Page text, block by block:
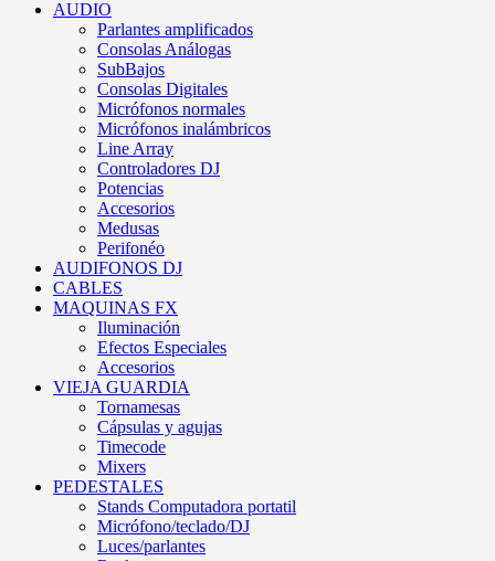
AUDIO
Parlantes amplificados
Consolas Análogas
SubBajos
Consolas Digitales
Micrófonos normales
Micrófonos inalámbricos
Line Array
Controladores DJ
Potencias
Accesorios
Medusas
Perifonéo
AUDIFONOS DJ
CABLES
MAQUINAS FX
Iluminación
Efectos Especiales
Accesorios
VIEJA GUARDIA
Tornamesas
Cápsulas y agujas
Timecode
Mixers
PEDESTALES
Stands Computadora portatil
Micrófono/teclado/DJ
Luces/parlantes